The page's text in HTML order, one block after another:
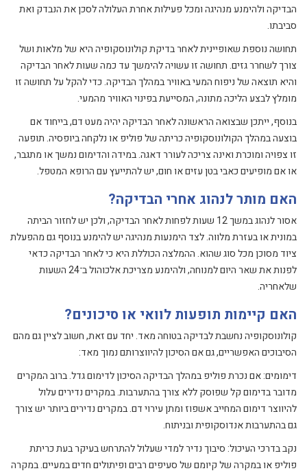
הבדיקה ולהימנע מנהיגה ומכל פעילות אחרת העלולה לסכן את הנבדק ואת
סביבתו.
תחושה נוספת שאופיינית לאחר בדיקת קולונוסקופיה היא של מלאות ושל
צורך לשחרר גזים. תחושה זו עשויה להימשך עד כמה שעות לאחר הבדיקה
והיא תוצאה של ניפוח המעי באוויר במהלך הבדיקה. כדי להקל על תחושה זו
מומלץ לבצע הליכה מתונה, המסייעת בפינוי האוויר מהמעי.
בנוסף, ייתכן שבצואה הראשונה לאחר הבדיקה יהיה מעט דם, בייחוד אם
בוצעה במהלך הקולונוסקופיה כריתה של פוליפ או נלקחה ביופסיה. תופעה
זו צפויה ומוכרת ואינה צריכה לעורר דאגה. במידה והדימום נמשך או מתגבר,
או אם מופיעים כאבי בטן עזים או חום, יש להתייעץ עם הרופא המטפל.
האם מותר לנהוג אחרי הבדיקה?
אסור לנהוג במשך 12 שעות לפחות לאחר הבדיקה, ולכן יש לחזור הביתה
במונית או בעזרת מלווה. לצד הימנעות מנהיגה יש להימנע בנוסף גם מהפעלת
ציוד מסוכן מכל סוג שהוא. ההמלצה הכוללת היא כי לאחר הבדיקה כדאי
לפנות את שאר היום למנוחה, ולהימנע מצריכת אלכוהול ב־24 השעות
שלאחריה.
האם קיימות תופעות לוואי או סיכונים?
קולונוסקופיה נחשבת לבדיקה בטוחה מאד. יחד עם זאת, חשוב לציין גם מהם
הסיבוכים האפשריים, גם אם הסיכון להיווצרותם נמוך מאד:
דימומים: אם נכרת פוליפ במהלך הבדיקה הסיכון לדימום גדל. ברוב המקרים
מדובר בדימום קל שפוסק ללא צורך בהתערבות. במקרים נדירים עלול
להיווצר דימום המחייב אשפוז ומתן עירוי דם. במקרים נדירים ביותר יש צורך
גם בהתערבות אנדוסקופית ובניתוח.
נקב בדרכי העיכול: סיבוך נדיר למדי שעלול להתרחש בעיקר בעת כריתת
פוליפ או במקרה של קיומם של סעיפים רבים ופיתולים חדים במעיים. במקרה